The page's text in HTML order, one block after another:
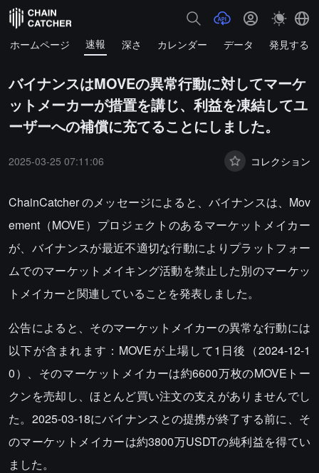
ホームページ 速報 深さ カレンダー データ 発見する
バイナンスはMOVEの異常行動に対してマーケ
ットメーカーが措置を講じ、利益を凍結してユ
ーザーへの補償に充てることにしました。
2025-03-25 07:11:06 コレクション
ChainCatcher のメッセージによると、バイナンスは、Mov
ement（MOVE）プロジェクトのあるマーケットメイカー
が、バイナンスが最近不適切な行動によりプラットフォー
ムでのマーケットメイキング活動を禁止した別のマーケッ
トメイカーと関連していることを発表しました。
公告によると、そのマーケットメイカーの異常な行動には
以下が含まれます：MOVEが上場して1日後（2024-12-1
0）、そのマーケットメイカーは約6600万枚のMOVEトー
クンを売却し、ほとんど買い注文の支えがありませんでし
た。2025-03-18にバイナンスとの提携が終了する前に、そ
のマーケットメイカーは約3800万USDTの純利益を得てい
ました。